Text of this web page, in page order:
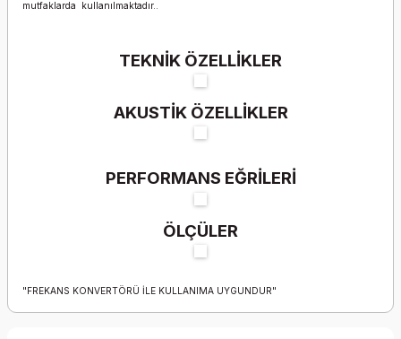
mutfaklarda kullanılmaktadır..
TEKNİK ÖZELLİKLER
AKUSTİK ÖZELLİKLER
PERFORMANS EĞRİLERİ
ÖLÇÜLER
"FREKANS KONVERTÖRÜ İLE KULLANIMA UYGUNDUR"